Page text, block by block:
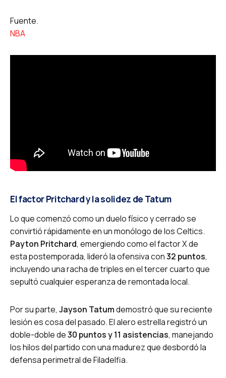
Fuente.
NBA
El factor Pritchard y la solidez de Tatum
Lo que comenzó como un duelo físico y cerrado se
convirtió rápidamente en un monólogo de los Celtics.
Payton Pritchard, emergiendo como el factor X de
esta postemporada, lideró la ofensiva con32 puntos,
incluyendo una racha de triples en el tercer cuarto que
sepultó cualquier esperanza de remontada local.
Por su parte, Jayson Tatumdemostró que su reciente
lesión es cosa del pasado. El alero estrella registró un
doble-doble de30 puntos y 11 asistencias, manejando
los hilos del partido con una madurez que desbordó la
defensa perimetral de Filadelfia.